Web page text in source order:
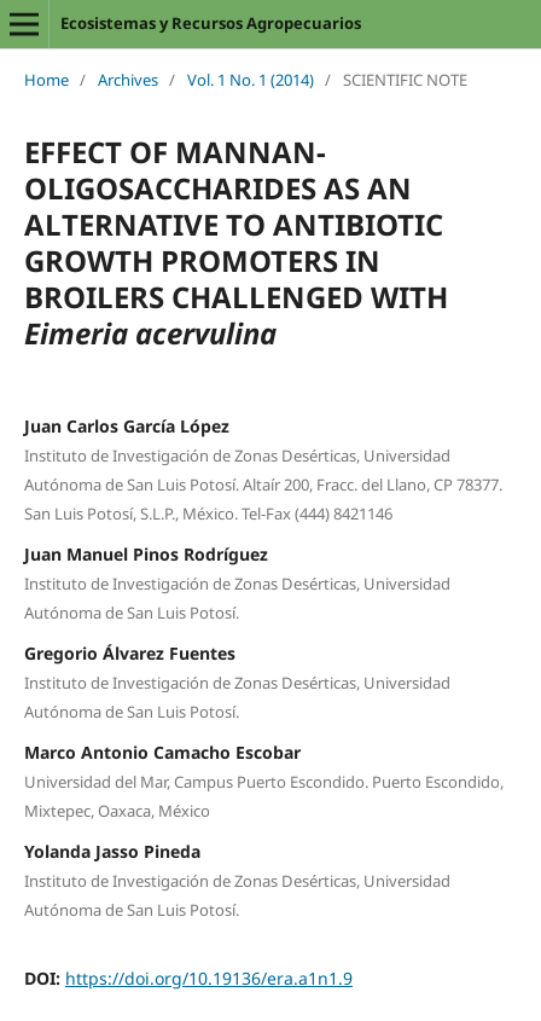
Ecosistemas y Recursos Agropecuarios
Home / Archives / Vol. 1 No. 1 (2014) / SCIENTIFIC NOTE
EFFECT OF MANNAN-
OLIGOSACCHARIDES AS AN
ALTERNATIVE TO ANTIBIOTIC
GROWTH PROMOTERS IN
BROILERS CHALLENGED WITH
Eimeria acervulina
Juan Carlos García López
Instituto de Investigación de Zonas Desérticas, Universidad
Autónoma de San Luis Potosí. Altaír 200, Fracc. del Llano, CP 78377.
San Luis Potosí, S.L.P., México. Tel-Fax (444) 8421146
Juan Manuel Pinos Rodríguez
Instituto de Investigación de Zonas Desérticas, Universidad
Autónoma de San Luis Potosí.
Gregorio Álvarez Fuentes
Instituto de Investigación de Zonas Desérticas, Universidad
Autónoma de San Luis Potosí.
Marco Antonio Camacho Escobar
Universidad del Mar, Campus Puerto Escondido. Puerto Escondido,
Mixtepec, Oaxaca, México
Yolanda Jasso Pineda
Instituto de Investigación de Zonas Desérticas, Universidad
Autónoma de San Luis Potosí.
DOI: https://doi.org/10.19136/era.a1n1.9